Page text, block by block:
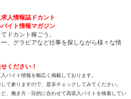
人情報誌ドカント
イト情報マガジン
ドカント稼ごう。
、グラビアなど仕事を探しながら様々な情
ください！
バイト情報を幅広く掲載しております。
て参りますので、是非チェックしてみてください。
、働き方・目的に合わせて高収入バイトを検索してい